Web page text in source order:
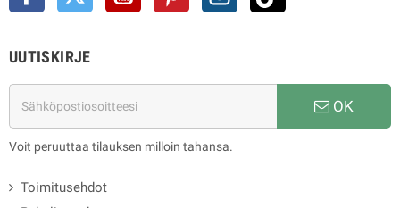
UUTISKIRJE
OK
Voit peruuttaa tilauksen milloin tahansa.
Toimitusehdot